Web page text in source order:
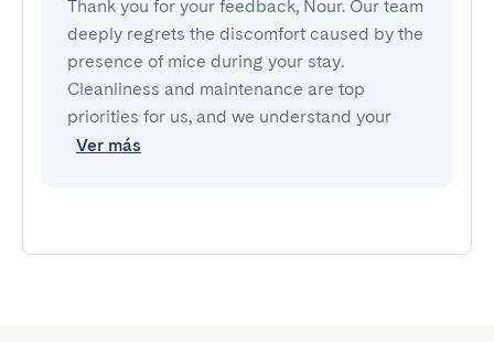
Thank you for your feedback, Nour. Our team
deeply regrets the discomfort caused by the
presence of mice during your stay.
Cleanliness and maintenance are top
priorities for us, and we understand your
Ver más